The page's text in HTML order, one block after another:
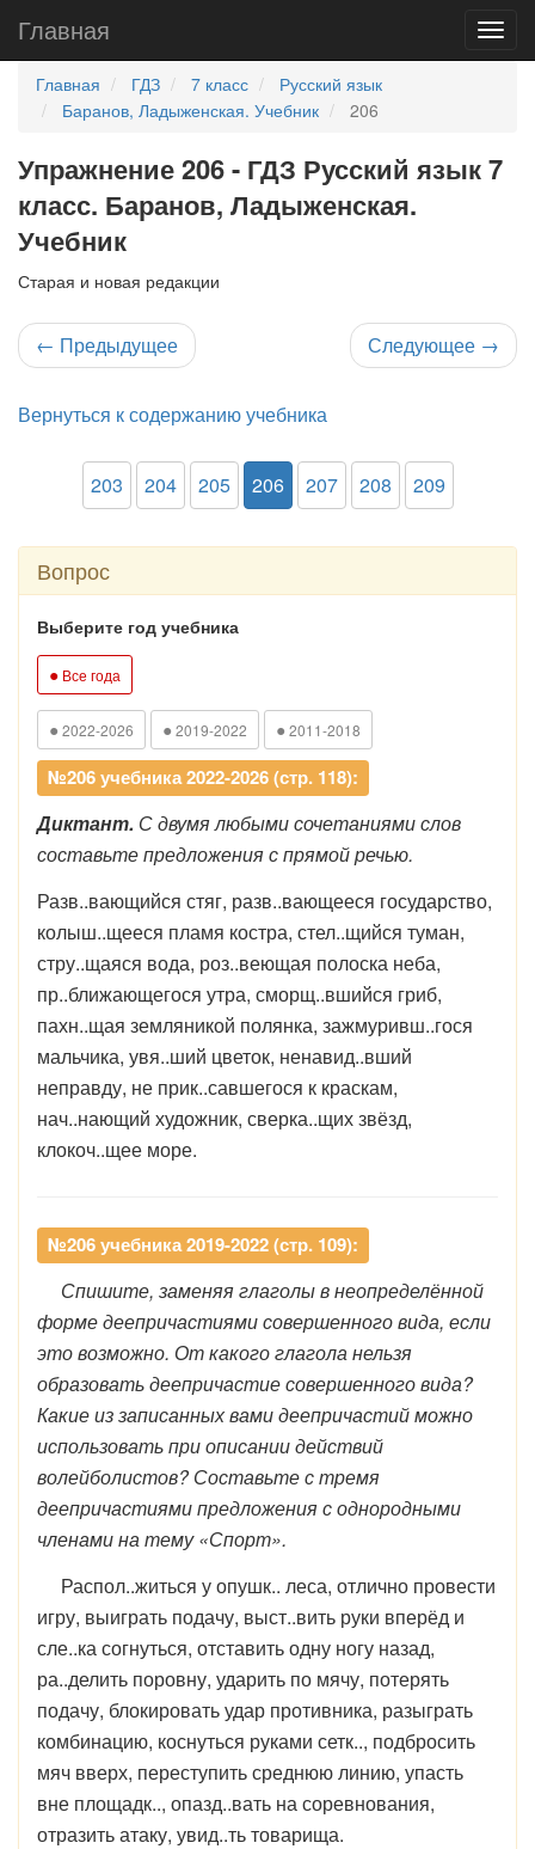
Главная
Главная ГДЗ 7 класс
Русский язык
Баранов, Ладыженская. Учебник
206
Упражнение 206 - ГДЗ Русский язык 7
класс. Баранов, Ладыженская.
Учебник
Старая и новая редакции
← Предыдущее Следующее →
Вернуться к содержанию учебника
203 204 205 206 207 208 209
Вопрос
Выберите год учебника
● Все года
● 2022-2026 ● 2019-2022 ● 2011-2018
№206 учебника 2022-2026 (стр. 118):
Диктант. С двумя любыми сочетаниями слов
составьте предложения с прямой речью.
Разв..вающийся стяг, разв..вающееся государство,
колыш..щееся пламя костра, стел..щийся туман,
стру..щаяся вода, роз..веющая полоска неба,
пр..ближающегося утра, сморщ..вшийся гриб,
пахн..щая земляникой полянка, зажмуривш..гося
мальчика, увя..ший цветок, ненавид..вший
неправду, не прик..савшегося к краскам,
нач..нающий художник, сверка..щих звёзд,
клокоч..щее море.
№206 учебника 2019-2022 (стр. 109):
Спишите, заменяя глаголы в неопределённой
форме деепричастиями совершенного вида, если
это возможно. От какого глагола нельзя
образовать деепричастие совершенного вида?
Какие из записанных вами деепричастий можно
использовать при описании действий
волейболистов? Составьте с тремя
деепричастиями предложения с однородными
членами на тему «Спорт».
Распол..житься у опушк.. леса, отлично провести
игру, выиграть подачу, выст..вить руки вперёд и
сле..ка согнуться, отставить одну ногу назад,
ра..делить поровну, ударить по мячу, потерять
подачу, блокировать удар противника, разыграть
комбинацию, коснуться руками сетк.., подбросить
мяч вверх, переступить среднюю линию, упасть
вне площадк.., опазд..вать на соревнования,
отразить атаку, увид..ть товарища.